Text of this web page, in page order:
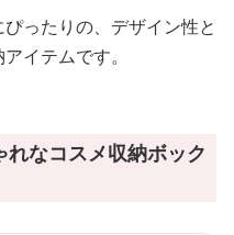
ったりの、デザイン性と
イテムです。
なコスメ収納ボック